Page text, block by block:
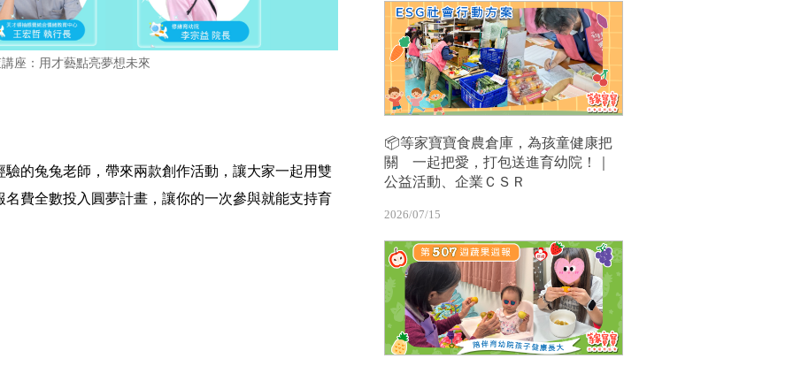
座：用才藝點亮夢想未來
的兔兔老師，帶來兩款創作活動，讓大家一起用雙
費全數投入圓夢計畫，讓你的一次參與就能支持育
📦等家寶寶食農倉庫，為孩童健康把
關 一起把愛，打包送進育幼院！｜
公益活動、企業ＣＳＲ
2026/07/15